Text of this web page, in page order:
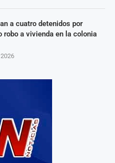
a cuatro detenidos por
robo a vivienda en la colonia